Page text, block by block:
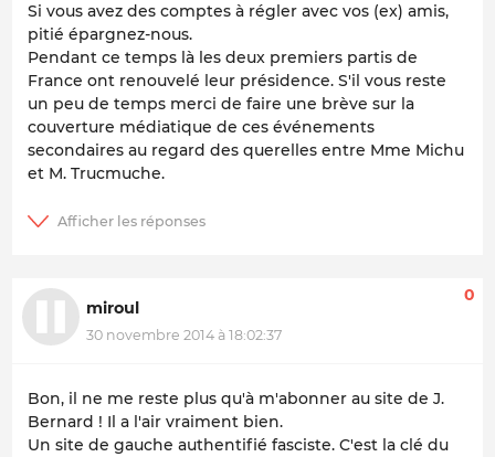
Si vous avez des comptes à régler avec vos (ex) amis,
pitié épargnez-nous.
Pendant ce temps là les deux premiers partis de
France ont renouvelé leur présidence. S'il vous reste
un peu de temps merci de faire une brève sur la
couverture médiatique de ces événements
secondaires au regard des querelles entre Mme Michu
et M. Trucmuche.
miroul
30 novembre 2014 à 18:02:37
0
Bon, il ne me reste plus qu'à m'abonner au site de J.
Bernard ! Il a l'air vraiment bien.
Un site de gauche authentifié fasciste. C'est la clé du